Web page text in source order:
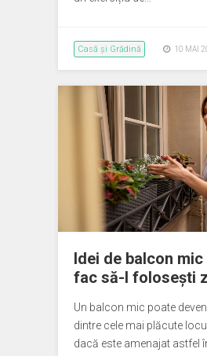
Casă și Grădină 10 MAI
Idei de balcon
fac să-l folosești
Un balcon mic poate
dintre cele mai plăcute
dacă este amenajat astfel